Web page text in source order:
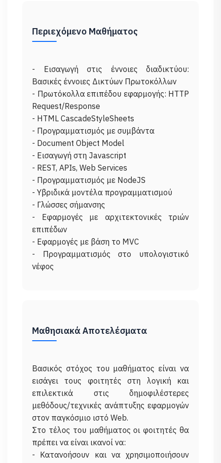
Περιεχόμενο Μαθήματος
- Εισαγωγή στις έννοιες διαδικτύου:
Βασικές έννοιες Δικτύων Πρωτοκόλλων
- Πρωτόκολλα επιπέδου εφαρμογής: HTTP
Request/Response
- HTML CascadeStyleSheets
- Προγραμματισμός με συμβάντα
- Document Object Model
- Εισαγωγή στη Javascript
- REST, APIs, Web Services
- Προγραμματισμός με NodeJS
- Υβριδικά μοντέλα προγραμματισμού
- Γλώσσες σήμανσης
- Εφαρμογές με αρχιτεκτονικές τριών
επιπέδων
- Εφαρμογές με βάση το MVC
- Προγραμματισμός στο υπολογιστικό
Μαθησιακά Αποτελέσματα
Βασικός στόχος του μαθήματος είναι να
εισάγει τους φοιτητές στη λογική και
επιλεκτικά στις δημοφιλέστερες
μεθόδους/τεχνικές ανάπτυξης εφαρμογών
στον παγκόσμιο ιστό Web.
Στο τέλος του μαθήματος οι φοιτητές θα
πρέπει να είναι ικανοί να:
- Κατανοήσουν και να χρησιμοποιήσουν